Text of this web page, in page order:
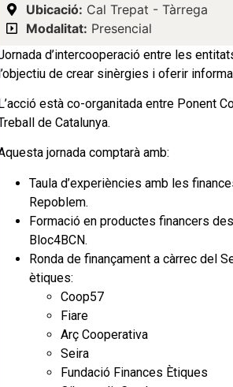
Ubicació: Cal Trepat - Tàrrega
Modalitat: Presencial
d’intercooperació entre les
de crear sinèrgies i oferir
està co-organitada entre Ponent
de Catalunya.
jornada comptarà amb:
Taula d’experiències amb les
Repoblem.
Formació en productes financers
Bloc4BCN.
Ronda de finançament a càrrec del
ètiques:
Coop57
Fiare
Arç Cooperativa
Seira
Fundació Finances Ètiques